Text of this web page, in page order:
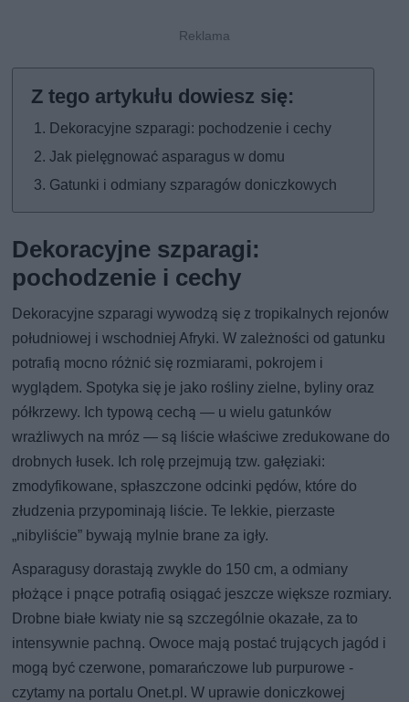
Dekoracyjne szparagi: pochodzenie i cechy
Jak pielęgnować asparagus w domu
Gatunki i odmiany szparagów doniczkowych
Dekoracyjne szparagi:
pochodzenie i cechy
Dekoracyjne szparagi wywodzą się z tropikalnych rejonów
południowej i wschodniej Afryki. W zależności od gatunku
potrafią mocno różnić się rozmiarami, pokrojem i
wyglądem. Spotyka się je jako rośliny zielne, byliny oraz
półkrzewy. Ich typową cechą — u wielu gatunków
wrażliwych na mróz — są liście właściwe zredukowane do
drobnych łusek. Ich rolę przejmują tzw. gałęziaki:
zmodyfikowane, spłaszczone odcinki pędów, które do
złudzenia przypominają liście. Te lekkie, pierzaste
„nibyliście” bywają mylnie brane za igły.
Asparagusy dorastają zwykle do 150 cm, a odmiany
płożące i pnące potrafią osiągać jeszcze większe rozmiary.
Drobne białe kwiaty nie są szczególnie okazałe, za to
intensywnie pachną. Owoce mają postać trujących jagód i
mogą być czerwone, pomarańczowe lub purpurowe -
czytamy na portalu Onet.pl. W uprawie doniczkowej